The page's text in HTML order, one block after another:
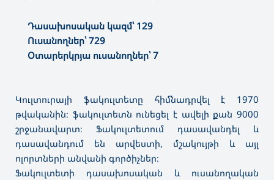
Դասախոսական կազմ՝ 129
Ուսանողներ՝ 729
Օտարերկրյա ուսանողներ՝ 7
Կուլտուրայի ֆակուլտետը հիմնադրվել է 1970
թվականին։ ֆակուլտետն ունեցել է ավելի քան 9000
շրջանավարտ։ Ֆակուլտետում դասավանդել և
դասավանդում են արվեստի, մշակույթի և այլ
ոլորտների անվանի գործիչներ։
Ֆակուլտետի դասախոսական և ուսանողական